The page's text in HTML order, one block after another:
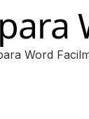
Word